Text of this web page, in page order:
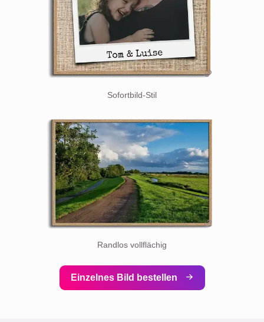
Sofortbild-Stil
Randlos vollflächig
Einzelnes Bild bestellen